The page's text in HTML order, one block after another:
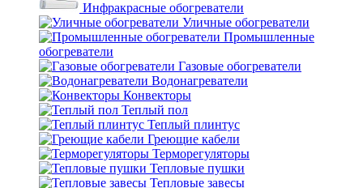
Инфракрасные обогреватели
Уличные обогреватели
Промышленные
обогреватели
Газовые обогреватели
Водонагреватели
Конвекторы
Теплый пол
Теплый плинтус
Греющие кабели
Терморегуляторы
Тепловые пушки
Тепловые завесы